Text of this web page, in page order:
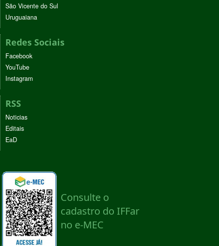
São Vicente do Sul
Uruguaiana
Redes Sociais
Facebook
YouTube
Instagram
RSS
Noticias
Editais
EaD